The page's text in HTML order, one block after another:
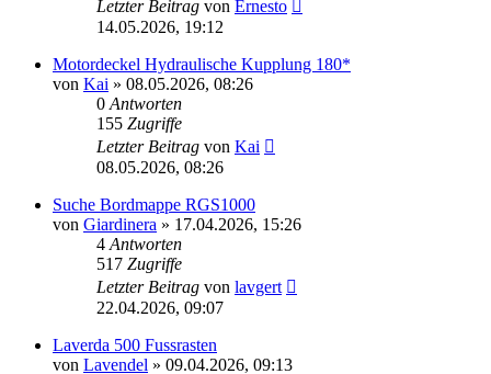
Letzter Beitrag von Ernesto
14.05.2026, 19:12
Motordeckel Hydraulische Kupplung 180*
von Kai » 08.05.2026, 08:26
0 Antworten
155 Zugriffe
Letzter Beitrag von Kai
08.05.2026, 08:26
Suche Bordmappe RGS1000
von Giardinera » 17.04.2026, 15:26
4 Antworten
517 Zugriffe
Letzter Beitrag von lavgert
22.04.2026, 09:07
Laverda 500 Fussrasten
von Lavendel » 09.04.2026, 09:13